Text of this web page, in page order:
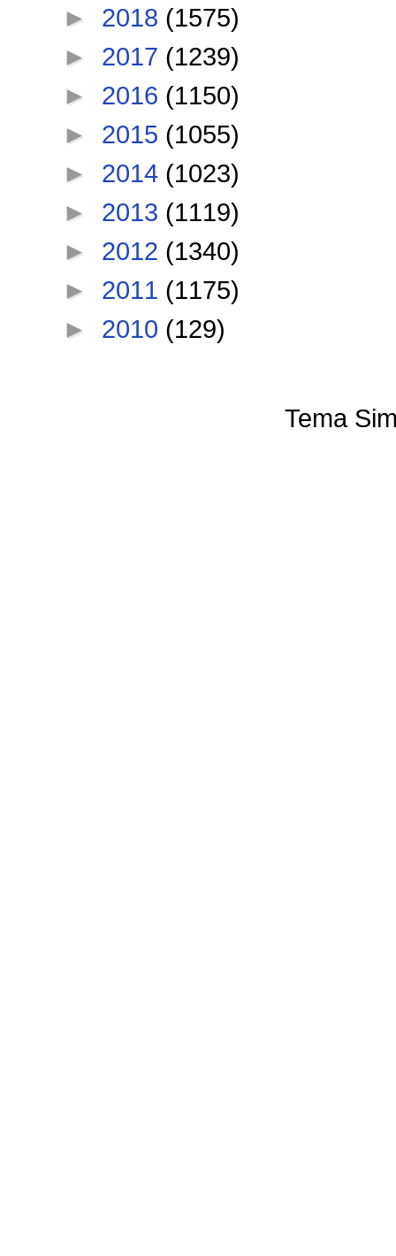
► 2018 (1575)
► 2017 (1239)
► 2016 (1150)
► 2015 (1055)
► 2014 (1023)
► 2013 (1119)
► 2012 (1340)
► 2011 (1175)
► 2010 (129)
Tema